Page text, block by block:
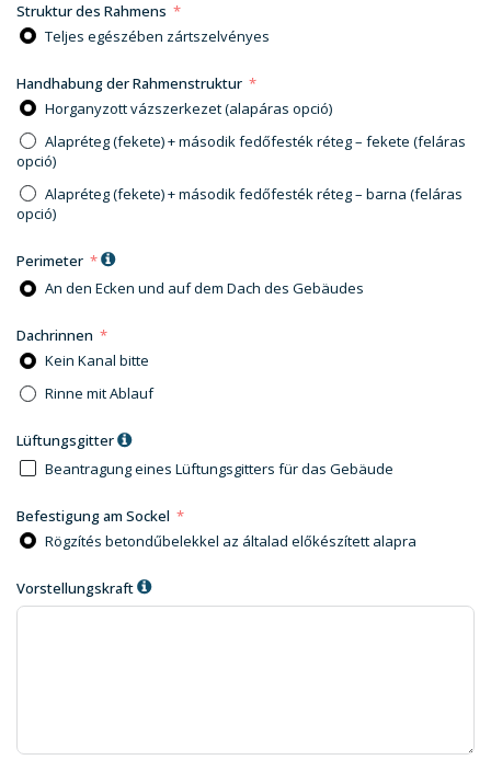
Struktur des Rahmens
Teljes egészében zártszelvényes
Handhabung der Rahmenstruktur
Horganyzott vázszerkezet (alapáras opció)
Alapréteg (fekete) + második fedőfesték réteg – fekete (feláras
opció)
Alapréteg (fekete) + második fedőfesték réteg – barna (feláras
opció)
Perimeter
An den Ecken und auf dem Dach des Gebäudes
Dachrinnen
Kein Kanal bitte
Rinne mit Ablauf
Lüftungsgitter
Beantragung eines Lüftungsgitters für das Gebäude
Befestigung am Sockel
Rögzítés betondűbelekkel az általad előkészített alapra
Vorstellungskraft